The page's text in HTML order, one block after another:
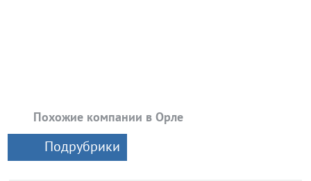
Похожие компании в Орле
Подрубрики